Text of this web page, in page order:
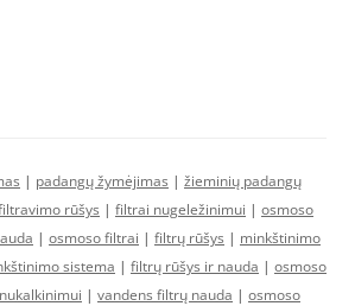
| padangų žymėjimas | žieminių padangų
rūšys | filtrai nugeležinimui | osmoso
| osmoso filtrai | filtrų rūšys | minkštinimo
sistema | filtrų rūšys ir nauda | osmoso
| vandens filtrų nauda | osmoso